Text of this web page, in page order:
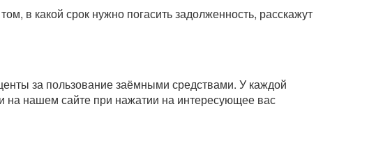
какой срок нужно погасить задолженность, расскажут
за пользование заёмными средствами. У каждой
на нашем сайте при нажатии на интересующее вас